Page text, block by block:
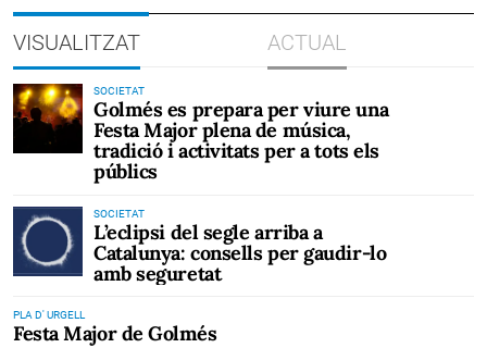
VISUALITZAT ACTUAL
SOCIETAT
Golmés es prepara per viure una
Festa Major plena de música,
tradició i activitats per a tots els
públics
SOCIETAT
L’eclipsi del segle arriba a
Catalunya: consells per gaudir-lo
amb seguretat
PLA D' URGELL
Festa Major de Golmés